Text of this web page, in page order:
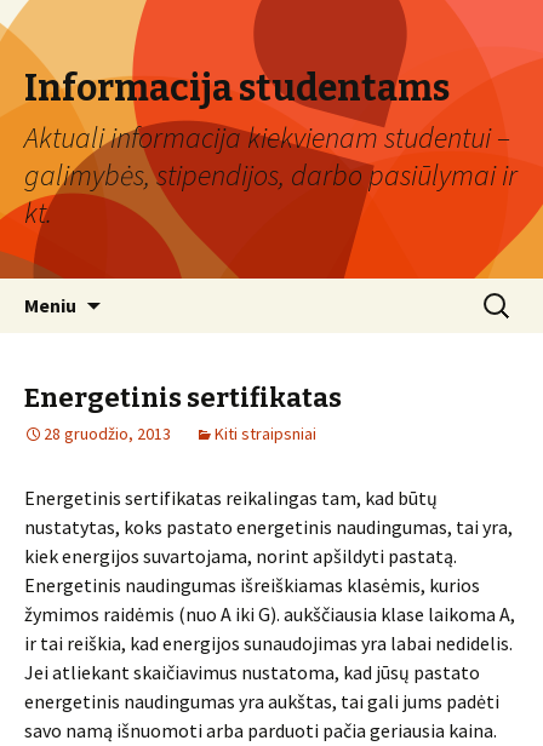
Informacija studentams
Aktuali informacija kiekvienam studentui –
galimybės, stipendijos, darbo pasiūlymai ir
kt.
Meniu Ieškoti:
Energetinis sertifikatas
28 gruodžio, 2013 Kiti straipsniai
Energetinis sertifikatas reikalingas tam, kad būtų
nustatytas, koks pastato energetinis naudingumas, tai yra,
kiek energijos suvartojama, norint apšildyti pastatą.
Energetinis naudingumas išreiškiamas klasėmis, kurios
žymimos raidėmis (nuo A iki G). aukščiausia klase laikoma A,
ir tai reiškia, kad energijos sunaudojimas yra labai nedidelis.
Jei atliekant skaičiavimus nustatoma, kad jūsų pastato
energetinis naudingumas yra aukštas, tai gali jums padėti
savo namą išnuomoti arba parduoti pačia geriausia kaina.